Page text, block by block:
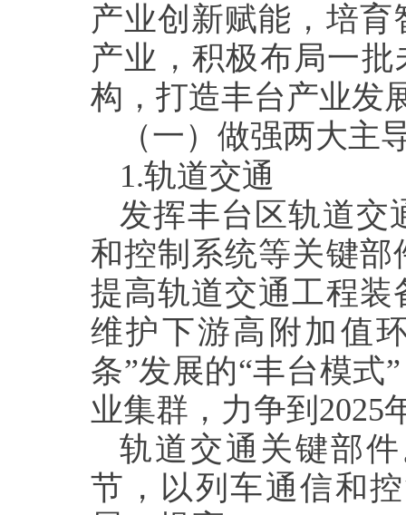
产业创新赋能，培
产业，积极布局一
构，打造丰台产业发
（一）做强两大主
1.轨道交通
发挥丰台区轨道交
和控制系统等关键
提高轨道交通工程
维护下游高附加值
条”发展的“丰台模式
业集群，力争到 2025
轨道交通关键部
节，以列车通信和